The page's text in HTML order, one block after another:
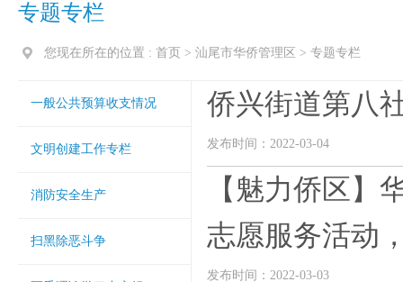
专题专栏
您现在所在的位置 : 首页 > 汕尾市华侨管理区 > 专题专栏
一般公共预算收支情况
文明创建工作专栏
消防安全生产
扫黑除恶斗争
侨兴街道第八
发布时间：2022-03-04
【魅力侨区】
志愿服务活动
发布时间：2022-03-03